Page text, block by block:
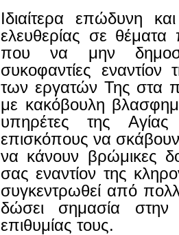
Ιδιαίτερα επώδυνη
ελευθερίας σε
που να μην
συκοφαντίες
των εργατών Της στα
με κακόβουλη
υπηρέτες της
επισκόπους να σκάβουν
να κάνουν βρώμικες
σας εναντίον της
συγκεντρωθεί από
δώσει σημασία στην
επιθυμίας τους.